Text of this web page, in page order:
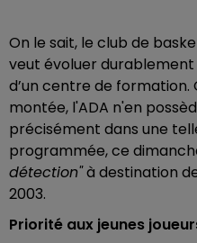
On le sait, le club de
veut évoluer durablement
d’un centre de formation.
montée, l'ADA n'en
précisément dans une
programmée, ce
détection"à destination
2003.
Priorité aux jeunes